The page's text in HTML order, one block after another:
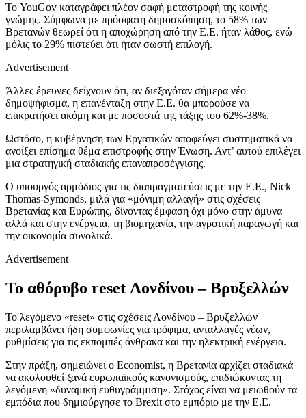
Το YouGov καταγράφει πλέον σαφή μεταστροφή της κοινής
γνώμης. Σύμφωνα με πρόσφατη δημοσκόπηση, το 58% των
Βρετανών θεωρεί ότι η αποχώρηση από την Ε.Ε. ήταν λάθος, ενώ
μόλις το 29% πιστεύει ότι ήταν σωστή επιλογή.
Advertisement
Άλλες έρευνες δείχνουν ότι, αν διεξαγόταν σήμερα νέο
δημοψήφισμα, η επανένταξη στην Ε.Ε. θα μπορούσε να
επικρατήσει ακόμη και με ποσοστά της τάξης του 62%-38%.
Ωστόσο, η κυβέρνηση των Εργατικών αποφεύγει συστηματικά να
ανοίξει επίσημα θέμα επιστροφής στην Ένωση. Αντ’ αυτού επιλέγει
μια στρατηγική σταδιακής επαναπροσέγγισης.
Ο υπουργός αρμόδιος για τις διαπραγματεύσεις με την Ε.Ε., Nick
Thomas-Symonds, μιλά για «μόνιμη αλλαγή» στις σχέσεις
Βρετανίας και Ευρώπης, δίνοντας έμφαση όχι μόνο στην άμυνα
αλλά και στην ενέργεια, τη βιομηχανία, την αγροτική παραγωγή και
την οικονομία συνολικά.
Advertisement
Το αθόρυβο reset Λονδίνου – Βρυξελλών
Το λεγόμενο «reset» στις σχέσεις Λονδίνου – Βρυξελλών
περιλαμβάνει ήδη συμφωνίες για τρόφιμα, ανταλλαγές νέων,
ρυθμίσεις για τις εκπομπές άνθρακα και την ηλεκτρική ενέργεια.
Στην πράξη, σημειώνει ο Economist, η Βρετανία αρχίζει σταδιακά
να ακολουθεί ξανά ευρωπαϊκούς κανονισμούς, επιδιώκοντας τη
λεγόμενη «δυναμική ευθυγράμμιση». Στόχος είναι να μειωθούν τα
εμπόδια που δημιούργησε το Brexit στο εμπόριο με την Ε.Ε.